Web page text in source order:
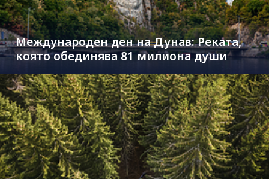
Международен ден на Дунав: Реката,
която обединява 81 милиона души